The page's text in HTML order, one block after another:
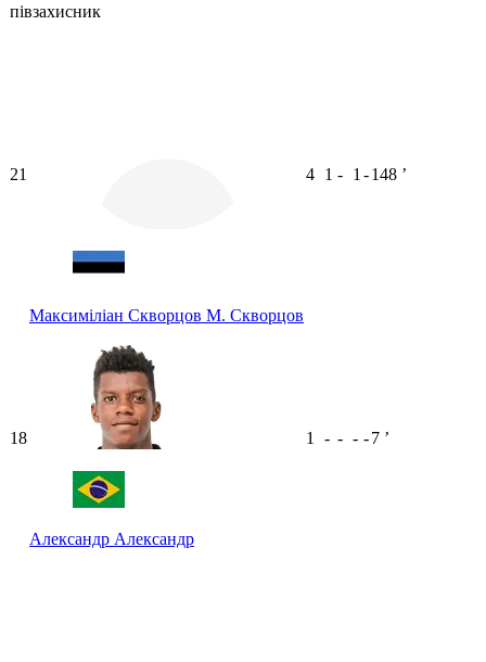
півзахисник
21
Максиміліан Скворцов М. Скворцов
4 1 - 1 -148 ʼ
18
Александр Александр
1 - - - -7 ʼ